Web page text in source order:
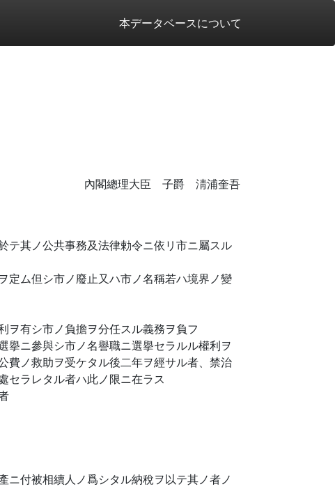
本データベースについて
內閣總理大臣 子爵 淸浦奎吾
テ其ノ公共事務及法律勅令ニ依リ市ニ屬スル
定ム但シ市ノ廢止又ハ市ノ名稱若ハ境界ノ變
ヲ有シ市ノ負擔ヲ分任スル義務ヲ負フ
擧ニ參與シ市ノ名譽職ニ選擧セラルル權利ヲ
費ノ救助ヲ受ケタル後二年ヲ經サル者、禁治
セラレタル者ハ此ノ限ニ在ラス
付被相續人ノ爲シタル納稅ヲ以テ其ノ者ノ